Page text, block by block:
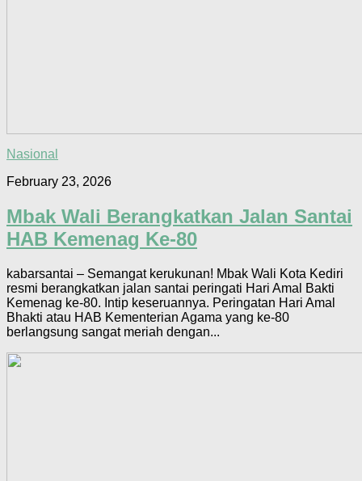
Nasional
February 23, 2026
Mbak Wali Berangkatkan Jalan Santai
HAB Kemenag Ke-80
kabarsantai – Semangat kerukunan! Mbak Wali Kota Kediri
resmi berangkatkan jalan santai peringati Hari Amal Bakti
Kemenag ke-80. Intip keseruannya. Peringatan Hari Amal
Bhakti atau HAB Kementerian Agama yang ke-80
berlangsung sangat meriah dengan...